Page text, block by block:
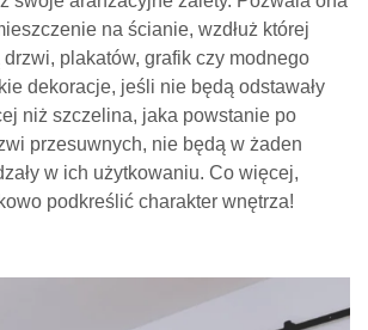
na ścianie, wzdłuż której
plakatów, grafik czy modnego
dekoracje, jeśli nie będą odstawały
niż szczelina, jaka powstanie po
przesuwnych, nie będą w żaden
w ich użytkowaniu. Co więcej,
podkreślić charakter wnętrza!